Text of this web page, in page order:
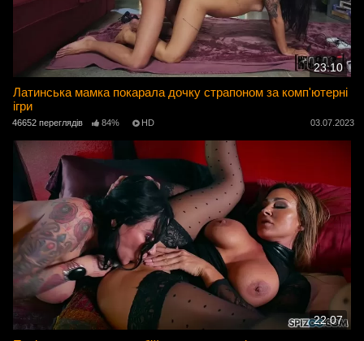
23:10
Латинська мамка покарала дочку страпоном за комп'ютерні
ігри
46652 переглядів 84% HD 03.07.2023
22:07